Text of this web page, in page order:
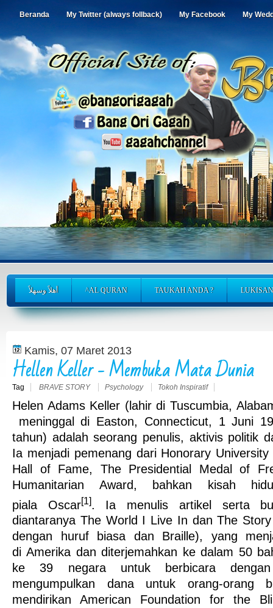
Beranda My Twitter (always follback) My Facebook My
أهلاً وسهلاً ^AL QURAN TAUKAH ANDA ?
Kamis, 07 Maret 2013
Hellen Keller - Membuka Mata Dunia
Tag BRAVE STORY Psychology Tokoh Inspiratif
Helen Adams Keller (lahir di Tuscumbia,
meninggal di Easton, Connecticut, 1 Juni
tahun) adalah seorang penulis, aktivis politik
Ia menjadi pemenang dari Honorary
Hall of Fame, The Presidential Medal of
Humanitarian Award, bahkan kisah
piala Oscar[1]. Ia menulis artikel serta
diantaranya The World I Live In dan The
dengan huruf biasa dan Braille), yang
di Amerika dan diterjemahkan ke dalam 50
ke 39 negara untuk berbicara
mengumpulkan dana untuk orang-
mendirikan American Foundation for the